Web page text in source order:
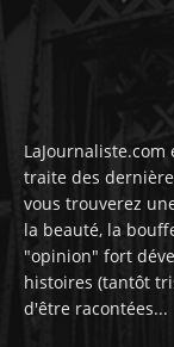
traite des
vous trouverez
la beauté, la
"opinion" fort
histoires (tantôt
d'être racontées...